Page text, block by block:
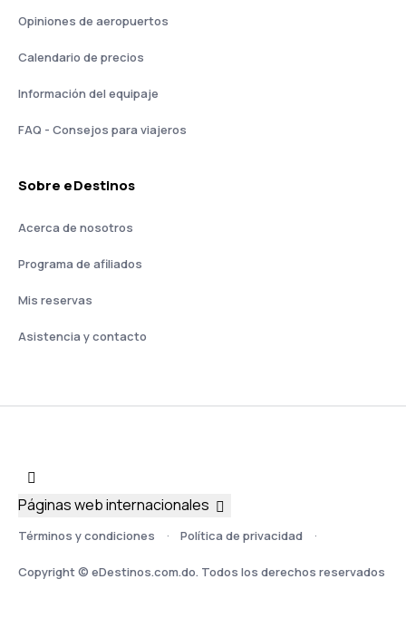
Opiniones de aeropuertos
Calendario de precios
Información del equipaje
FAQ - Consejos para viajeros
Sobre eDestinos
Acerca de nosotros
Programa de afiliados
Mis reservas
Asistencia y contacto
Términos y condiciones Política de privacidad
Copyright © eDestinos.com.do. Todos los derechos reservados
Páginas web internacionales